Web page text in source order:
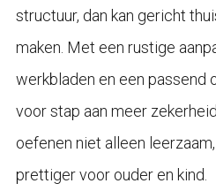
structuur, dan kan gericht
maken. Met een rustige
werkbladen en een passend
voor stap aan meer
oefenen niet alleen
prettiger voor ouder en kind.